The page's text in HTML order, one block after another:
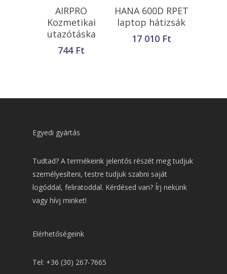
Kosárba
Teszem
AIRPRO
Kozmetikai
utazótáska
744 Ft
Kosárba
Teszem
HANA 600D RPET
laptop hátizsák
17 010 Ft
Egyedi gyártás
Tudtad? A termékeink jelentős részét meg tudjuk
személyesíteni, testre tudjuk szabni saját
logóddal, feliratoddal. Kérdésed van? Írj nekünk
vagy hívj minket!
Elérhetőségeink
Tel: +36 (30) 267-7665